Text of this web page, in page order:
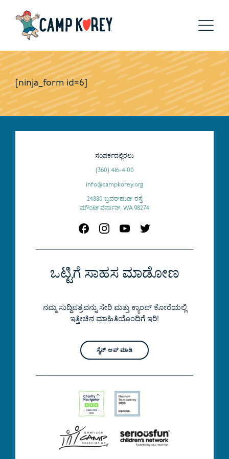
[ninja_form id=6]
ಒಟ್ಟಿಗೆ ಸಾಹಸ ಮಾಡೋಣ
ನಮ್ಮ ಸುದ್ದಿಪತ್ರವನ್ನು ಸೇರಿ ಮತ್ತು ಕ್ಯಾಂಪ್ ಕೋರೆಯಲ್ಲಿ
ಇತ್ತೀಚಿನ ಮಾಹಿತಿಯೊಂದಿಗೆ ಇರಿ!
ಸೈನ್ ಅಪ್ ಮಾಡಿ
ಸಂಪರ್ಕದಲ್ಲಿರಲು
(360) 416-4100
info@campkorey.org
24880 ಬ್ರದರ್‌ಹುಡ್ ರಸ್ತೆ
ಮೌಂಟ್ ವೆರ್ನಾನ್, WA 98274